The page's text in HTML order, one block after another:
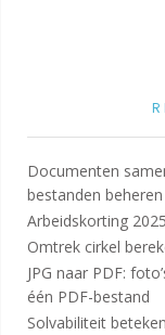
Documenten
bestanden beheren
Arbeidskorting
Omtrek cirkel
JPG naar PDF:
één PDF-bestand
Solvabiliteit